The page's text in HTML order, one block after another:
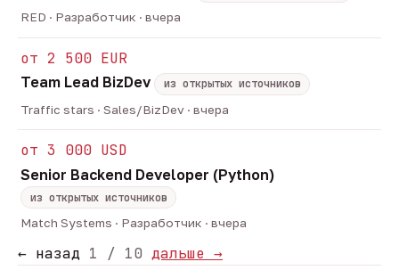
RED · Разработчик · вчера
от 2 500 EUR
Team Lead BizDev
из открытых источников
Traffic stars · Sales/BizDev · вчера
от 3 000 USD
Senior Backend Developer (Python)
из открытых источников
Match Systems · Разработчик · вчера
← назад 1 / 10 дальше →